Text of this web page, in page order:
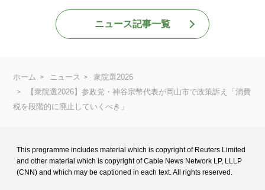
ニュース記事一覧
ホーム ニュース
衆院選2026
【衆院選2026】参政党・神谷宗幣代表が岡山市で政策訴え「消費
税を段階的に廃止していくべき」
This programme includes material which is copyright of Reuters Limited
and other material which is copyright of Cable News Network LP, LLLP
(CNN) and which may be captioned in each text. All rights reserved.